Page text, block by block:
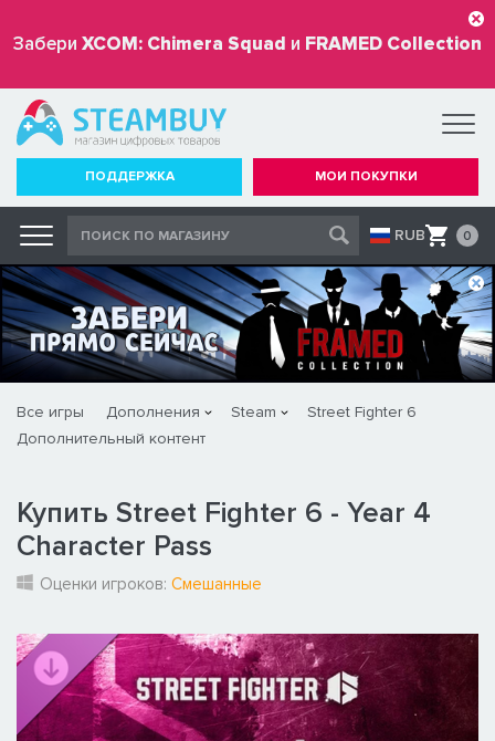
Забери XCOM: Chimera Squad и FRAMED Collection
бесплатно
ПОДДЕРЖКА МОИ ПОКУПКИ
RUB 0
Все игры Дополнения Steam
Street Fighter 6
Дополнительный контент
Купить Street Fighter 6 - Year 4
Character Pass
Оценки игроков: Смешанные